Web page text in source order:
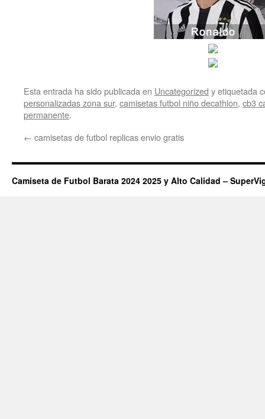
Esta entrada ha sido publicada en Uncategorized y etiquetada
personalizadas zona sur, camisetas futbol niño decathlon, cb3
permanente.
← camisetas de futbol replicas envio gratis
Camiseta de Futbol Barata 2024 2025 y Alto Calidad –